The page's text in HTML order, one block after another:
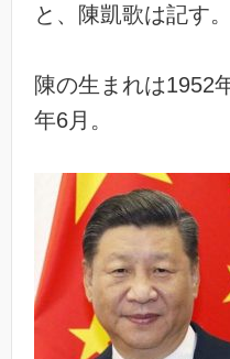
と、陳凱歌は記す。
陳の生まれは1952
年6月。